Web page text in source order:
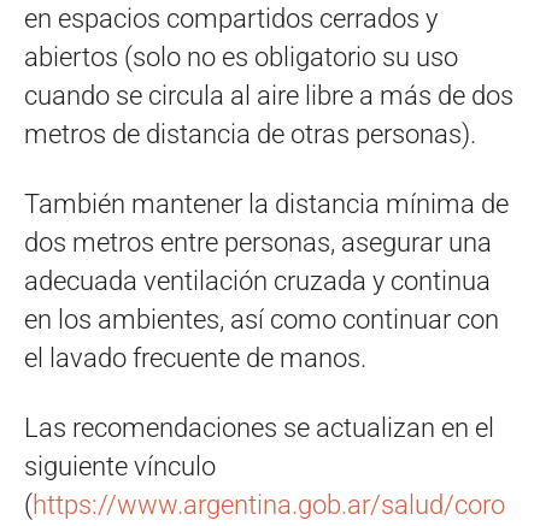
en espacios compartidos cerrados y
abiertos (solo no es obligatorio su uso
cuando se circula al aire libre a más de dos
metros de distancia de otras personas).
También mantener la distancia mínima de
dos metros entre personas, asegurar una
adecuada ventilación cruzada y continua
en los ambientes, así como continuar con
el lavado frecuente de manos.
Las recomendaciones se actualizan en el
siguiente vínculo
(https://www.argentina.gob.ar/salud/coro